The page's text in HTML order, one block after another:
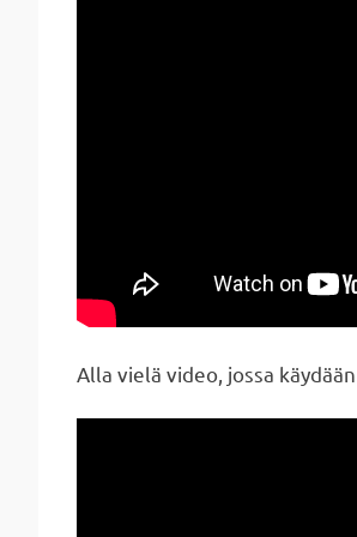
Alla vielä video, jossa